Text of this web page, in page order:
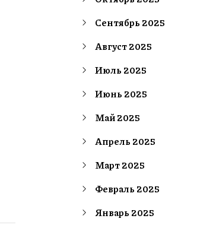
Сентябрь 2025
Август 2025
Июль 2025
Июнь 2025
Май 2025
Апрель 2025
Март 2025
Февраль 2025
Январь 2025